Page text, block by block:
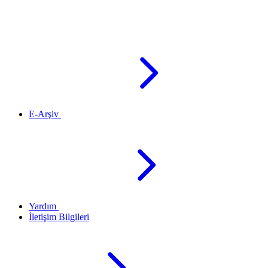
E-Arşiv
Yardım
İletişim Bilgileri